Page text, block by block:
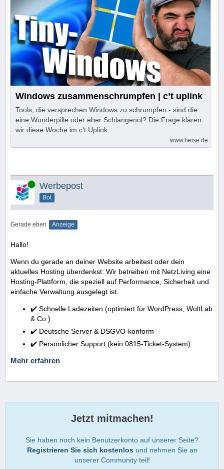
Windows zusammenschrumpfen | c’t uplink
Tools, die versprechen Windows zu schrumpfen - sind die
eine Wunderpille oder eher Schlangenöl? Die Frage klären
wir diese Woche im c’t Uplink.
www.heise.de
Online Werbepost
Bot
Gerade eben Anzeige
Hallo!
Wenn du gerade an deiner Website arbeitest oder dein
aktuelles Hosting überdenkst: Wir betreiben mit NetzLiving eine
Hosting-Plattform, die speziell auf Performance, Sicherheit und
einfache Verwaltung ausgelegt ist.
✔️ Schnelle Ladezeiten (optimiert für WordPress, WoltLab
& Co.)
✔️ Deutsche Server & DSGVO-konform
✔️ Persönlicher Support (kein 0815-Ticket-System)
Mehr erfahren
Jetzt mitmachen!
Sie haben noch kein Benutzerkonto auf unserer Seite?
Registrieren Sie sich kostenlos und nehmen Sie an
unserer Community teil!